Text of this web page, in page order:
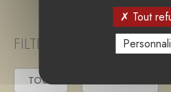
FILTER PROJECT STATUS
TOUS
Tout